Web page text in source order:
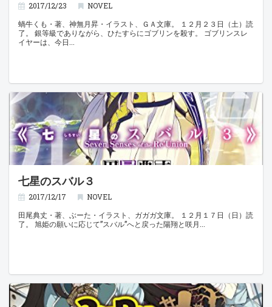
2017/12/23
NOVEL
蝸牛くも・著、神無月昇・イラスト、ＧＡ文庫。 １２月２３日（土）読
了。 銀等級でありながら、ひたすらにゴブリンを殺す。 ゴブリンスレ
イヤーは、今日
七星のスバル３
2017/12/17
NOVEL
田尾典丈・著、ぶーた・イラスト、ガガガ文庫。 １２月１７日（日）読
了。 旭姫の願いに応じて”スバル”へと戻った陽翔と咲月